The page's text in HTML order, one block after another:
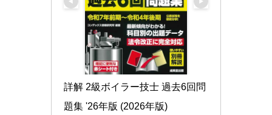
詳解 2級ボイラー技士 過去6回問
題集 '26年版 (2026年版)